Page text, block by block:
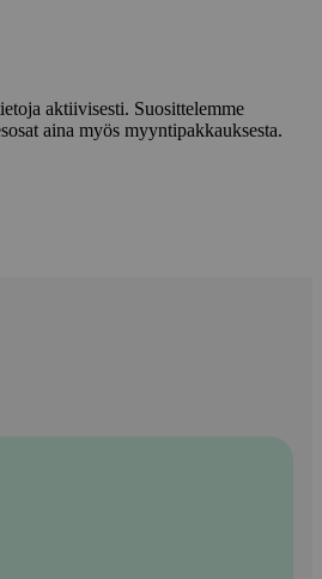
aktiivisesti. Suosittelemme
aina myös myyntipakkauksesta.